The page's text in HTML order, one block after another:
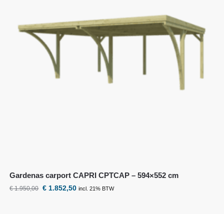
Gardenas carport CAPRI CPTCAP – 594×552 cm
€1.950,00 € 1.852,50 incl. 21% BTW